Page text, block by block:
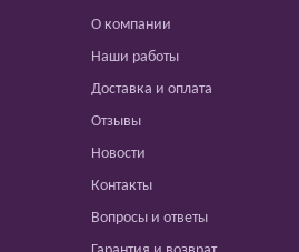
О компании
Наши работы
Доставка и оплата
Отзывы
Новости
Контакты
Вопросы и ответы